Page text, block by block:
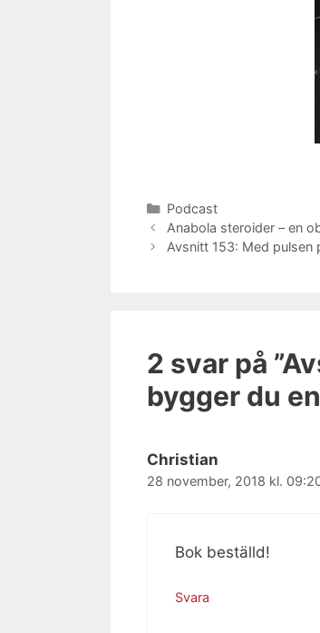
Kategorier
Podcast
Anabola steroider – en
Avsnitt 153: Med
2 svar på
bygger du
Christian
28 november, 2018 kl.
Bok beställd!
Svara